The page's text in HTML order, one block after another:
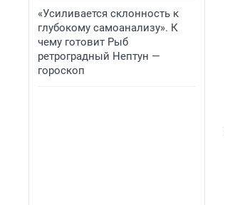
«Усиливается склонность к
глубокому самоанализу». К
чему готовит Рыб
ретроградный Нептун —
гороскоп